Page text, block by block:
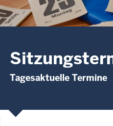
Tagesaktuelle Termine